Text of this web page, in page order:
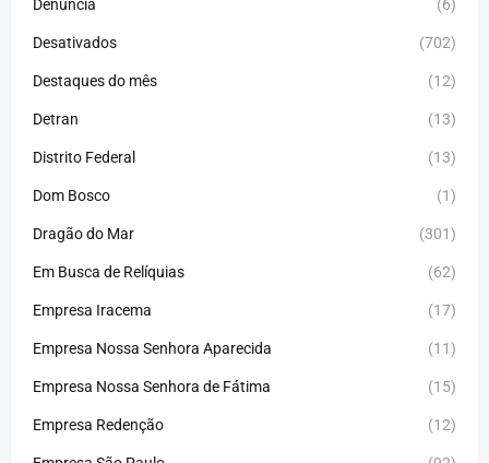
Denúncia (6)
Desativados (702)
Destaques do mês (12)
Detran (13)
Distrito Federal (13)
Dom Bosco (1)
Dragão do Mar (301)
Em Busca de Relíquias (62)
Empresa Iracema (17)
Empresa Nossa Senhora Aparecida (11)
Empresa Nossa Senhora de Fátima (15)
Empresa Redenção (12)